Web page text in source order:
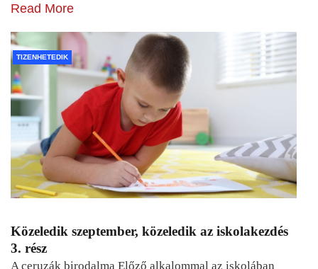
Read More
TIZENHETEDIK
Közeledik szeptember, közeledik az iskolakezdés
3. rész
A ceruzák birodalma Előző alkalommal az iskolában